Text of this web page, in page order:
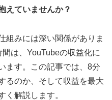
えていませんか？
組みには深い関係がありま
は、YouTubeの収益化に
ます。この記事では、8分
るのか、そして収益を最大
く解説します。